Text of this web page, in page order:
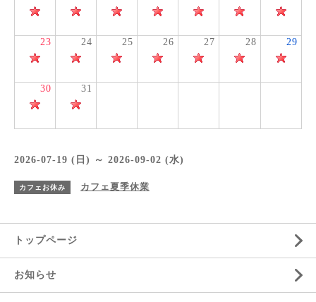
23 24 25 26 27 28 29
30 31
2026-07-19 (日) ～ 2026-09-02 (水)
カフェお休み カフェ夏季休業
トップページ
お知らせ